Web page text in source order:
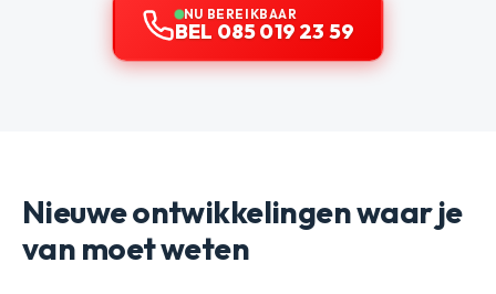
NU BEREIKBAAR
BEL 085 019 23 59
Nieuwe ontwikkelingen waar je
van moet weten